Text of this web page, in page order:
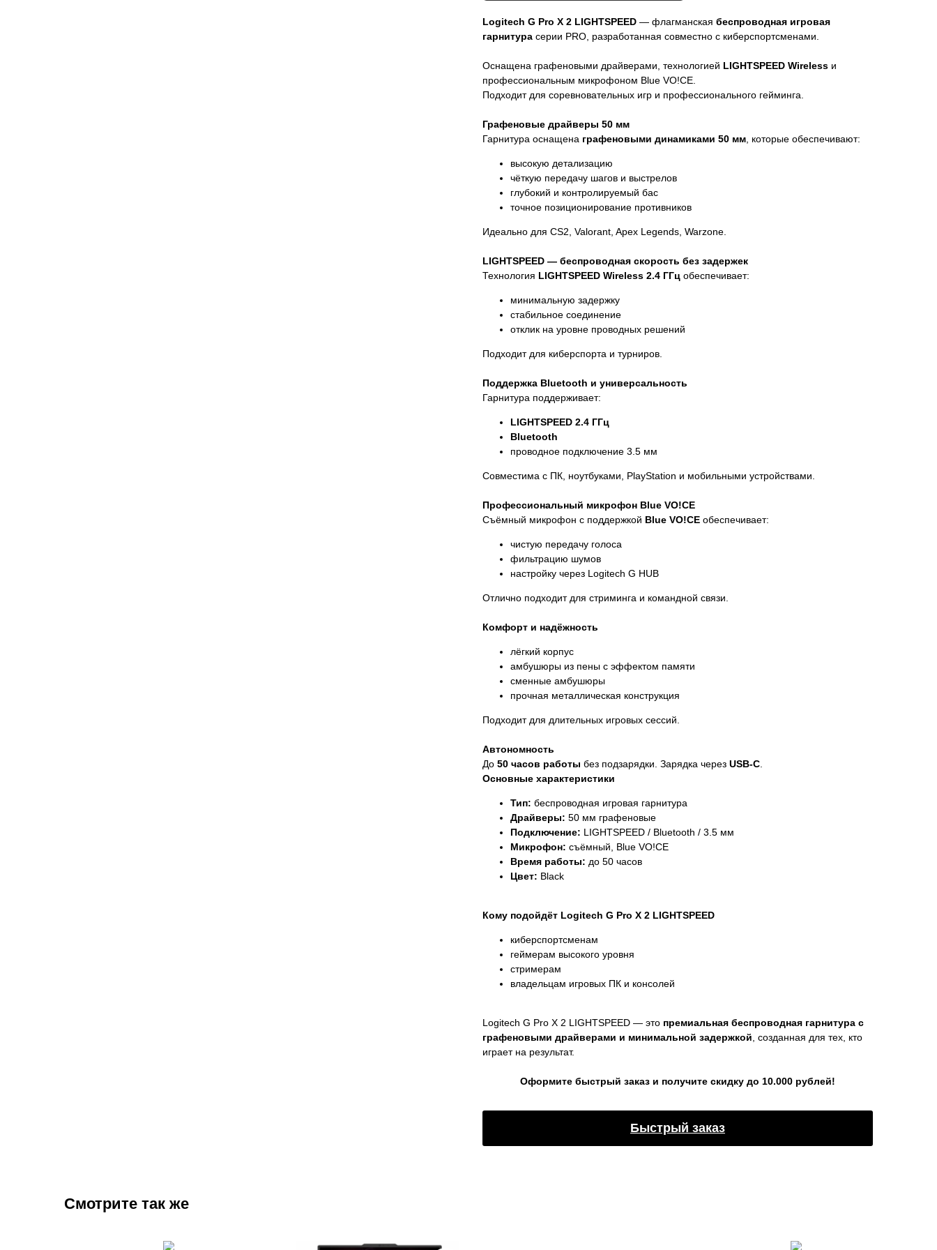
Logitech G Pro X 2 LIGHTSPEED — флагманская беспроводная игровая
гарнитура серии PRO, разработанная совместно с киберспортсменами.
Оснащена графеновыми драйверами, технологией LIGHTSPEED Wireless и
профессиональным микрофоном Blue VO!CE.
Подходит для соревновательных игр и профессионального гейминга.
Графеновые драйверы 50 мм
Гарнитура оснащена графеновыми динамиками 50 мм, которые обеспечивают:
высокую детализацию
чёткую передачу шагов и выстрелов
глубокий и контролируемый бас
точное позиционирование противников
Идеально для CS2, Valorant, Apex Legends, Warzone.
LIGHTSPEED — беспроводная скорость без задержек
Технология LIGHTSPEED Wireless 2.4 ГГц обеспечивает:
минимальную задержку
стабильное соединение
отклик на уровне проводных решений
Подходит для киберспорта и турниров.
Поддержка Bluetooth и универсальность
Гарнитура поддерживает:
LIGHTSPEED 2.4 ГГц
Bluetooth
проводное подключение 3.5 мм
Совместима с ПК, ноутбуками, PlayStation и мобильными устройствами.
Профессиональный микрофон Blue VO!CE
Съёмный микрофон с поддержкой Blue VO!CE обеспечивает:
чистую передачу голоса
фильтрацию шумов
настройку через Logitech G HUB
Отлично подходит для стриминга и командной связи.
Комфорт и надёжность
лёгкий корпус
амбушюры из пены с эффектом памяти
сменные амбушюры
прочная металлическая конструкция
Подходит для длительных игровых сессий.
Автономность
До 50 часов работы без подзарядки. Зарядка через USB-C.
Основные характеристики
Тип: беспроводная игровая гарнитура
Драйверы: 50 мм графеновые
Подключение: LIGHTSPEED / Bluetooth / 3.5 мм
Микрофон: съёмный, Blue VO!CE
Время работы: до 50 часов
Цвет: Black
Кому подойдёт Logitech G Pro X 2 LIGHTSPEED
киберспортсменам
геймерам высокого уровня
стримерам
владельцам игровых ПК и консолей
Logitech G Pro X 2 LIGHTSPEED — это премиальная беспроводная гарнитура с
графеновыми драйверами и минимальной задержкой, созданная для тех, кто
играет на результат.
Оформите быстрый заказ и получите скидку до 10.000 рублей!
Быстрый заказ
Смотрите так же